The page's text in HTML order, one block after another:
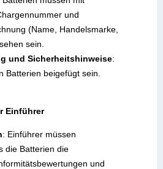
und
(Name, Handelsmarke,
sein.
und Sicherheitshinweise:
Batterien beigefügt sein.
Einführer
: Einführer müssen
die Batterien die
und